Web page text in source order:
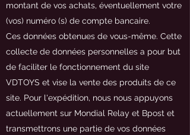
montant de vos achats, éventuellement votre
(vos) numéro (s) de compte bancaire.
Ces données obtenues de vous-même. Cette
collecte de données personnelles a pour but
de faciliter le fonctionnement du site
VDTOYS et vise la vente des produits de ce
site. Pour l'expédition, nous nous appuyons
actuellement sur Mondial Relay et Bpost et
transmettrons une partie de vos données